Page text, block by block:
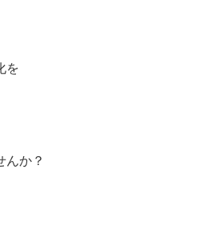
を
んか？